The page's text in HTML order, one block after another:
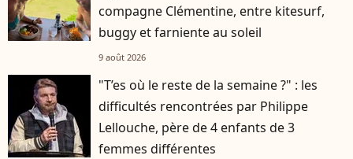
compagne Clémentine, entre kitesurf,
buggy et farniente au soleil
9 août 2026
"T’es où le reste de la semaine ?" : les
difficultés rencontrées par Philippe
Lellouche, père de 4 enfants de 3
femmes différentes